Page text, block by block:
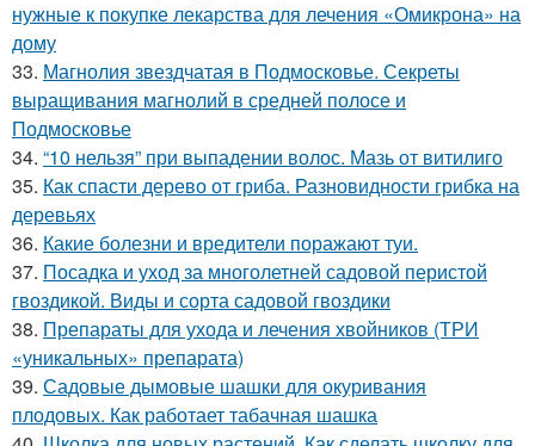
нужные к покупке лекарства для лечения «Омикрона» на
дому
33. Магнолия звездчатая в Подмосковье. Секреты
выращивания магнолий в средней полосе и
Подмосковье
34. “10 нельзя” при выпадении волос. Мазь от витилиго
35. Как спасти дерево от гриба. Разновидности грибка на
деревьях
36. Какие болезни и вредители поражают туи.
37. Посадка и уход за многолетней садовой перистой
гвоздикой. Виды и сорта садовой гвоздики
38. Препараты для ухода и лечения хвойников (ТРИ
«уникальных» препарата)
39. Садовые дымовые шашки для окуривания
плодовых. Как работает табачная шашка